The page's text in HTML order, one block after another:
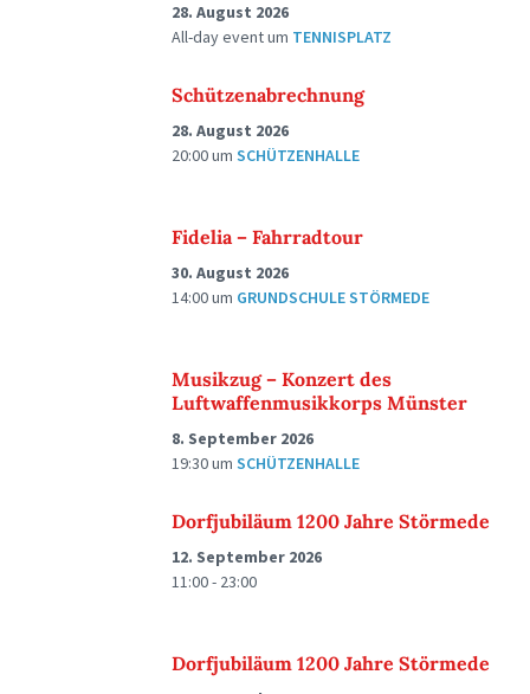
28. August 2026
All-day eventum TENNISPLATZ
Schützenabrechnung
28. August 2026
20:00um SCHÜTZENHALLE
Fidelia – Fahrradtour
30. August 2026
14:00um GRUNDSCHULE STÖRMEDE
Musikzug – Konzert des
Luftwaffenmusikkorps Münster
8. September 2026
19:30um SCHÜTZENHALLE
Dorfjubiläum 1200 Jahre Störmede
12. September 2026
11:00 - 23:00
Dorfjubiläum 1200 Jahre Störmede